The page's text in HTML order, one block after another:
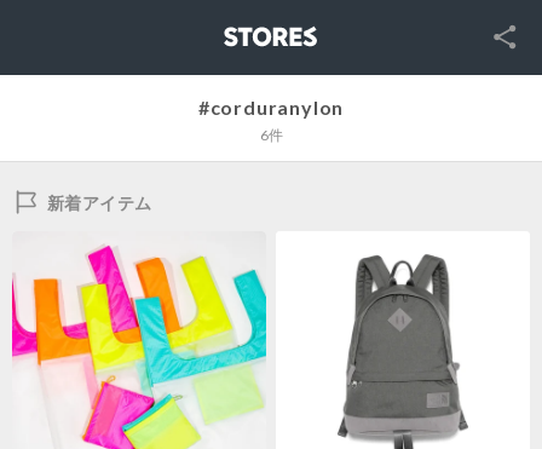
SNS
#corduranylon
6件
新着アイテム